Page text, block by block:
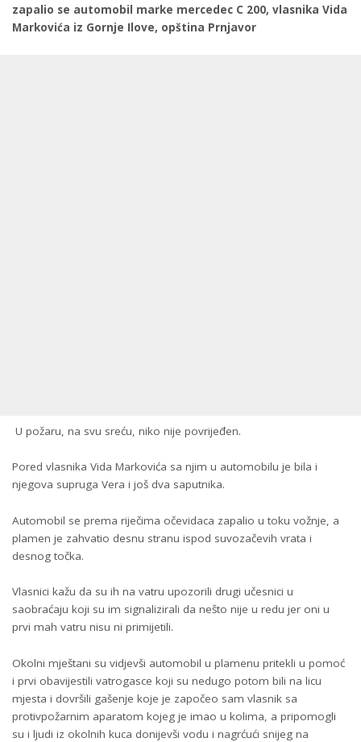
zapalio se automobil marke mercedec C 200, vlasnika Vida
Markovića iz Gornje Ilove, opština Prnjavor
U požaru, na svu sreću, niko nije povrijeđen.
Pored vlasnika Vida Markovića sa njim u automobilu je bila i
njegova supruga Vera i još dva saputnika.
Automobil se prema riječima očevidaca zapalio u toku vožnje, a
plamen je zahvatio desnu stranu ispod suvozačevih vrata i
desnog točka.
Vlasnici kažu da su ih na vatru upozorili drugi učesnici u
saobraćaju koji su im signalizirali da nešto nije u redu jer oni u
prvi mah vatru nisu ni primijetili.
Okolni mještani su vidjevši automobil u plamenu pritekli u pomoć
i prvi obavijestili vatrogasce koji su nedugo potom bili na licu
mjesta i dovršili gašenje koje je započeo sam vlasnik sa
protivpožarnim aparatom kojeg je imao u kolima, a pripomogli
su i ljudi iz okolnih kuca donijevši vodu i nagrćući snijeg na